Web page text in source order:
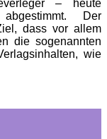
– heute
Der
dass vor allem
die sogenannten
wie